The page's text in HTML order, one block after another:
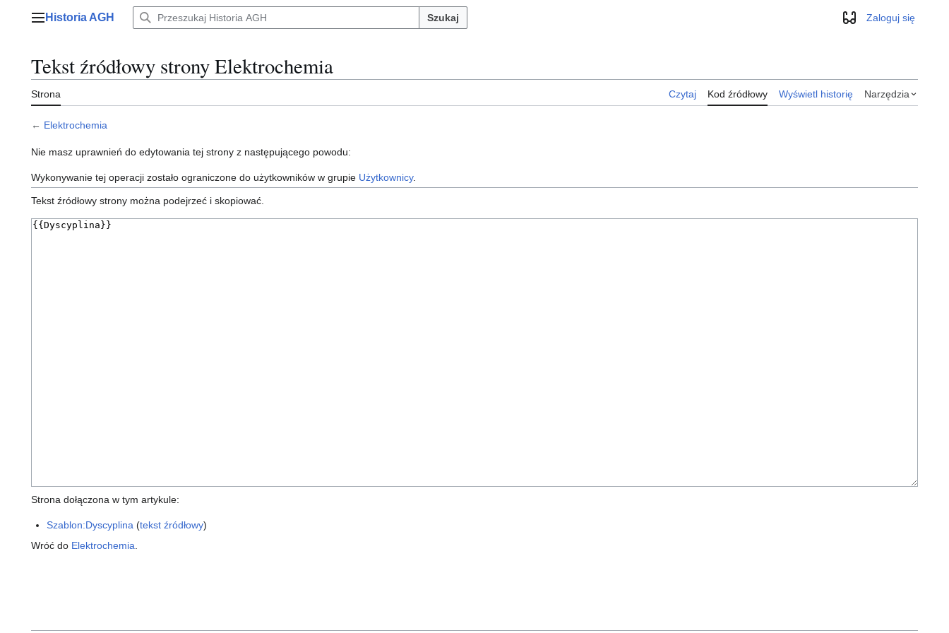
Menu główne
Historia AGH Szukaj WyglądZaloguj się
Tekst źródłowy strony Elektrochemia
Strona Czytaj Kod źródłowy Wyświetl historię Narzędzia
← Elektrochemia
Nie masz uprawnień do edytowania tej strony z następującego powodu:
Wykonywanie tej operacji zostało ograniczone do użytkowników w grupie Użytkownicy.
Tekst źródłowy strony można podejrzeć i skopiować.
Strona dołączona w tym artykule:
Szablon:Dyscyplina (tekst źródłowy)
Wróć do Elektrochemia